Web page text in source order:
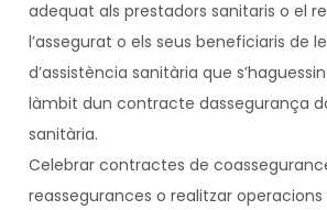
adequat als prestadors sanitaris o el
l’assegurat o els seus beneficiaris de
d’assistència sanitària que
làmbit dun contracte dassegurança
sanitària.
Celebrar contractes de
reassegurances o realitzar